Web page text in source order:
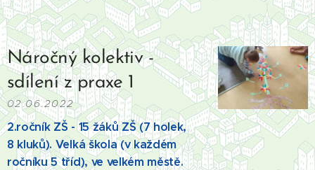
Náročný kolektiv -
sdílení z praxe 1
02.06.2022
2.ročník ZŠ - 15 žáků ZŠ (7 holek,
8 kluků). Velká škola (v každém
ročníku 5 tříd), ve velkém městě.